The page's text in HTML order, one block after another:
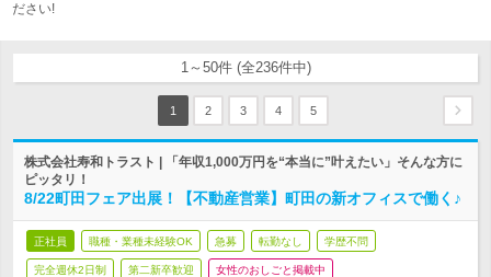
ださい!
1～50件 (全236件中)
1 2 3 4 5
株式会社寿和トラスト | 「年収1,000万円を“本当に”叶えたい」そんな方に
ピッタリ！
8/22町田フェア出展！【不動産営業】町田の新オフィスで働く♪
正社員 職種・業種未経験OK 急募 転勤なし 学歴不問
完全週休2日制 第二新卒歓迎 女性のおしごと掲載中